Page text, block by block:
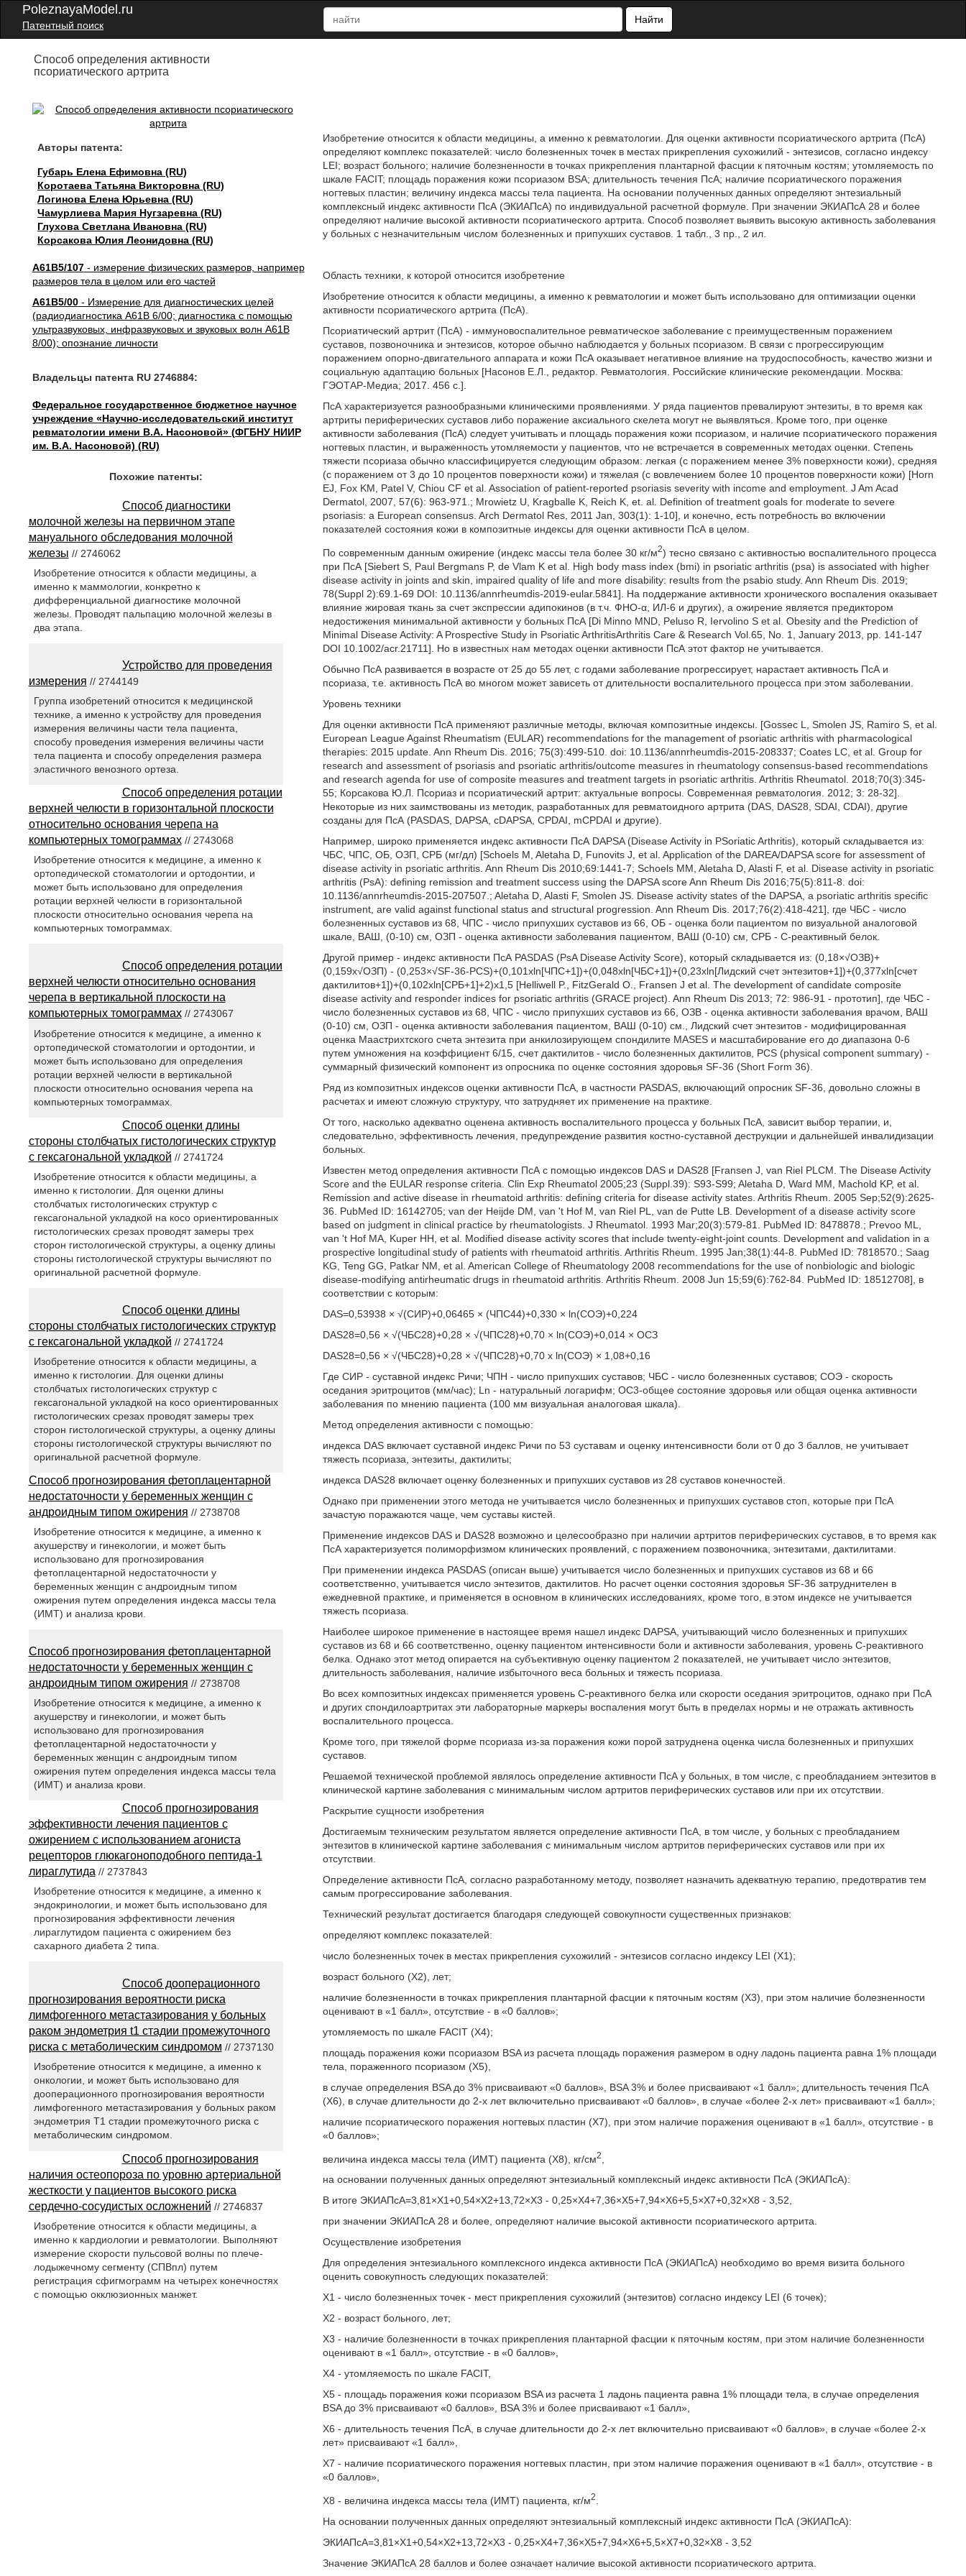
PoleznayaModel.ru
Патентный поиск
Найти
Способ определения активности
псориатического артрита
Авторы патента:
Губарь Елена Ефимовна (RU)
Коротаева Татьяна Викторовна (RU)
Логинова Елена Юрьевна (RU)
Чамурлиева Мария Нугзаревна (RU)
Глухова Светлана Ивановна (RU)
Корсакова Юлия Леонидовна (RU)
A61B5/107- измерение физических размеров, например
размеров тела в целом или его частей
A61B5/00- Измерение для диагностических целей
(радиодиагностика A61B 6/00; диагностика с помощью
ультразвуковых, инфразвуковых и звуковых волн A61B
8/00); опознание личности
Владельцы патента RU 2746884:
Федеральное государственное бюджетное научное
учреждение «Научно-исследовательский институт
ревматологии имени В.А. Насоновой» (ФГБНУ НИИР
им. В.А. Насоновой) (RU)
Изобретение относится к области медицины, а именно к ревматологии. Для оценки активности псориатического артрита (ПсА)
определяют комплекс показателей: число болезненных точек в местах прикрепления сухожилий - энтезисов, согласно индексу
LEI; возраст больного; наличие болезненности в точках прикрепления плантарной фасции к пяточным костям; утомляемость по
шкале FACIT; площадь поражения кожи псориазом BSA; длительность течения ПсА; наличие псориатического поражения
ногтевых пластин; величину индекса массы тела пациента. На основании полученных данных определяют энтезиальный
комплексный индекс активности ПсА (ЭКИАПсА) по индивидуальной расчетной формуле. При значении ЭКИАПсА 28 и более
определяют наличие высокой активности псориатического артрита. Способ позволяет выявить высокую активность заболевания
у больных с незначительным числом болезненных и припухших суставов. 1 табл., 3 пр., 2 ил.
Область техники, к которой относится изобретение
Изобретение относится к области медицины, а именно к ревматологии и может быть использовано для оптимизации оценки
активности псориатического артрита (ПсА).
Псориатический артрит (ПсА) - иммуновоспалительное ревматическое заболевание с преимущественным поражением
суставов, позвоночника и энтезисов, которое обычно наблюдается у больных псориазом. В связи с прогрессирующим
поражением опорно-двигательного аппарата и кожи ПсА оказывает негативное влияние на трудоспособность, качество жизни и
социальную адаптацию больных [Насонов Е.Л., редактор. Ревматология. Российские клинические рекомендации. Москва:
ГЭОТАР-Медиа; 2017. 456 с.].
ПсА характеризуется разнообразными клиническими проявлениями. У ряда пациентов превалируют энтезиты, в то время как
артриты периферических суставов либо поражение аксиального скелета могут не выявляться. Кроме того, при оценке
активности заболевания (ПсА) следует учитывать и площадь поражения кожи псориазом, и наличие псориатического поражения
ногтевых пластин, и выраженность утомляемости у пациентов, что не встречается в современных методах оценки. Степень
тяжести псориаза обычно классифицируется следующим образом: легкая (с поражением менее 3% поверхности кожи), средняя
(с поражением от 3 до 10 процентов поверхности кожи) и тяжелая (с вовлечением более 10 процентов поверхности кожи) [Horn
EJ, Fox KM, Patel V, Chiou CF et al. Association of patient-reported psoriasis severity with income and employment. J Am Acad
Dermatol, 2007, 57(6): 963-971.; Mrowietz U, Kragballe K, Reich K, et. al. Definition of treatment goals for moderate to severe
psoriasis: a European consensus. Arch Dermatol Res, 2011 Jan, 303(1): 1-10], и конечно, есть потребность во включении
показателей состояния кожи в композитные индексы для оценки активности ПсА в целом.
По современным данным ожирение (индекс массы тела более 30 кг/м2) тесно связано с активностью воспалительного процесса
при ПсА [Siebert S, Paul Bergmans P, de Vlam K et al. High body mass index (bmi) in psoriatic arthritis (psa) is associated with higher
disease activity in joints and skin, impaired quality of life and more disability: results from the psabio study. Ann Rheum Dis. 2019;
78(Suppl 2):69.1-69 DOI: 10.1136/annrheumdis-2019-eular.5841]. На поддержание активности хронического воспаления оказывает
влияние жировая ткань за счет экспрессии адипокинов (в т.ч. ФНО-α, ИЛ-6 и других), а ожирение является предиктором
недостижения минимальной активности у больных ПсА [Di Minno MND, Peluso R, Iervolino S et al. Obesity and the Prediction of
Minimal Disease Activity: A Prospective Study in Psoriatic ArthritisArthritis Care & Research Vol.65, No. 1, January 2013, pp. 141-147
DOI 10.1002/acr.21711]. Но в известных нам методах оценки активности ПсА этот фактор не учитывается.
Обычно ПсА развивается в возрасте от 25 до 55 лет, с годами заболевание прогрессирует, нарастает активность ПсА и
псориаза, т.е. активность ПсА во многом может зависеть от длительности воспалительного процесса при этом заболевании.
Уровень техники
Для оценки активности ПсА применяют различные методы, включая композитные индексы. [Gossec L, Smolen JS, Ramiro S, et al.
European League Against Rheumatism (EULAR) recommendations for the management of psoriatic arthritis with pharmacological
therapies: 2015 update. Ann Rheum Dis. 2016; 75(3):499-510. doi: 10.1136/annrheumdis-2015-208337; Coates LC, et al. Group for
research and assessment of psoriasis and psoriatic arthritis/outcome measures in rheumatology consensus-based recommendations
and research agenda for use of composite measures and treatment targets in psoriatic arthritis. Arthritis Rheumatol. 2018;70(3):345-
55; Корсакова Ю.Л. Псориаз и псориатический артрит: актуальные вопросы. Современная ревматология. 2012; 3: 28-32].
Некоторые из них заимствованы из методик, разработанных для ревматоидного артрита (DAS, DAS28, SDAI, CDAI), другие
созданы для ПсА (PASDAS, DAPSA, cDAPSA, CPDAI, mCPDAI и другие).
Например, широко применяется индекс активности ПсА DAPSA (Disease Activity in PSoriatic Arthritis), который складывается из:
ЧБС, ЧПС, ОБ, ОЗП, СРБ (мг/дл) [Schoels M, Aletaha D, Funovits J, et al. Application of the DAREA/DAPSA score for assessment of
disease activity in psoriatic arthritis. Ann Rheum Dis 2010;69:1441-7; Schoels MM, Aletaha D, Alasti F, et al. Disease activity in psoriatic
arthritis (PsA): defining remission and treatment success using the DAPSA score Ann Rheum Dis 2016;75(5):811-8. doi:
10.1136/annrheumdis-2015-207507.; Aletaha D, Alasti F, Smolen JS. Disease activity states of the DAPSA, a psoriatic arthritis specific
instrument, are valid against functional status and structural progression. Ann Rheum Dis. 2017;76(2):418-421], где ЧБС - число
болезненных суставов из 68, ЧПС - число припухших суставов из 66, ОБ - оценка боли пациентом по визуальной аналоговой
шкале, ВАШ, (0-10) см, ОЗП - оценка активности заболевания пациентом, ВАШ (0-10) см, СРБ - С-реактивный белок.
Другой пример - индекс активности ПсА PASDAS (PsA Disease Activity Score), который складывается из: (0,18×√ОЗВ)+
(0,159х√ОЗП) - (0,253×√SF-36-PCS)+(0,101xln[ЧПС+1])+(0,048xln[ЧБС+1])+(0,23xln[Лидский счет энтезитов+1])+(0,377xln[счет
дактилитов+1])+(0,102xln[СРБ+1]+2)х1,5 [Helliwell P., FitzGerald O., Fransen J et al. The development of candidate composite
disease activity and responder indices for psoriatic arthritis (GRACE project). Ann Rheum Dis 2013; 72: 986-91 - прототип], где ЧБС -
число болезненных суставов из 68, ЧПС - число припухших суставов из 66, ОЗВ - оценка активности заболевания врачом, ВАШ
(0-10) см, ОЗП - оценка активности заболевания пациентом, ВАШ (0-10) см., Лидский счет энтезитов - модифицированная
оценка Маастрихтского счета энтезита при анкилозирующем спондилите MASES и масштабирование его до диапазона 0-6
путем умножения на коэффициент 6/15, счет дактилитов - число болезненных дактилитов, PCS (physical component summary) -
суммарный физический компонент из опросника по оценке состояния здоровья SF-36 (Short Form 36).
Ряд из композитных индексов оценки активности ПсА, в частности PASDAS, включающий опросник SF-36, довольно сложны в
расчетах и имеют сложную структуру, что затрудняет их применение на практике.
От того, насколько адекватно оценена активность воспалительного процесса у больных ПсА, зависит выбор терапии, и,
следовательно, эффективность лечения, предупреждение развития костно-суставной деструкции и дальнейшей инвалидизации
больных.
Известен метод определения активности ПсА с помощью индексов DAS и DAS28 [Fransen J, van Riel PLCM. The Disease Activity
Score and the EULAR response criteria. Clin Exp Rheumatol 2005;23 (Suppl.39): S93-S99; Aletaha D, Ward MM, Machold KP, et al.
Remission and active disease in rheumatoid arthritis: defining criteria for disease activity states. Arthritis Rheum. 2005 Sep;52(9):2625-
36. PubMed ID: 16142705; van der Heijde DM, van 't Hof M, van Riel PL, van de Putte LB. Development of a disease activity score
based on judgment in clinical practice by rheumatologists. J Rheumatol. 1993 Mar;20(3):579-81. PubMed ID: 8478878.; Prevoo ML,
van 't Hof MA, Kuper HH, et al. Modified disease activity scores that include twenty-eight-joint counts. Development and validation in a
prospective longitudinal study of patients with rheumatoid arthritis. Arthritis Rheum. 1995 Jan;38(1):44-8. PubMed ID: 7818570.; Saag
KG, Teng GG, Patkar NM, et al. American College of Rheumatology 2008 recommendations for the use of nonbiologic and biologic
disease-modifying antirheumatic drugs in rheumatoid arthritis. Arthritis Rheum. 2008 Jun 15;59(6):762-84. PubMed ID: 18512708], в
соответствии с которым:
DAS=0,53938 × √(СИР)+0,06465 × (ЧПС44)+0,330 × ln(СОЭ)+0,224
DAS28=0,56 × √(ЧБС28)+0,28 × √(ЧПС28)+0,70 × ln(СОЭ)+0,014 × ОСЗ
DAS28=0,56 × √(ЧБС28)+0,28 × √(ЧПС28)+0,70 х ln(СОЭ) × 1,08+0,16
Где СИР - суставной индекс Ричи; ЧПН - число припухших суставов; ЧБС - число болезненных суставов; СОЭ - скорость
оседания эритроцитов (мм/час); Ln - натуральный логарифм; ОС3-общее состояние здоровья или общая оценка активности
заболевания по мнению пациента (100 мм визуальная аналоговая шкала).
Метод определения активности с помощью:
индекса DAS включает суставной индекс Ричи по 53 суставам и оценку интенсивности боли от 0 до 3 баллов, не учитывает
тяжесть псориаза, энтезиты, дактилиты;
индекса DAS28 включает оценку болезненных и припухших суставов из 28 суставов конечностей.
Однако при применении этого метода не учитывается число болезненных и припухших суставов стоп, которые при ПсА
зачастую поражаются чаще, чем суставы кистей.
Применение индексов DAS и DAS28 возможно и целесообразно при наличии артритов периферических суставов, в то время как
ПсА характеризуется полиморфизмом клинических проявлений, с поражением позвоночника, энтезитами, дактилитами.
При применении индекса PASDAS (описан выше) учитывается число болезненных и припухших суставов из 68 и 66
соответственно, учитывается число энтезитов, дактилитов. Но расчет оценки состояния здоровья SF-36 затруднителен в
ежедневной практике, и применяется в основном в клинических исследованиях, кроме того, в этом индексе не учитывается
тяжесть псориаза.
Наиболее широкое применение в настоящее время нашел индекс DAPSA, учитывающий число болезненных и припухших
суставов из 68 и 66 соответственно, оценку пациентом интенсивности боли и активности заболевания, уровень С-реактивного
белка. Однако этот метод опирается на субъективную оценку пациентом 2 показателей, не учитывает число энтезитов,
длительность заболевания, наличие избыточного веса больных и тяжесть псориаза.
Во всех композитных индексах применяется уровень С-реактивного белка или скорости оседания эритроцитов, однако при ПсА
и других спондилоартритах эти лабораторные маркеры воспаления могут быть в пределах нормы и не отражать активность
воспалительного процесса.
Кроме того, при тяжелой форме псориаза из-за поражения кожи порой затруднена оценка числа болезненных и припухших
суставов.
Решаемой технической проблемой являлось определение активности ПсА у больных, в том числе, с преобладанием энтезитов в
клинической картине заболевания с минимальным числом артритов периферических суставов или при их отсутствии.
Раскрытие сущности изобретения
Достигаемым техническим результатом является определение активности ПсА, в том числе, у больных с преобладанием
энтезитов в клинической картине заболевания с минимальным числом артритов периферических суставов или при их
отсутствии.
Определение активности ПсА, согласно разработанному методу, позволяет назначить адекватную терапию, предотвратив тем
самым прогрессирование заболевания.
Технический результат достигается благодаря следующей совокупности существенных признаков:
определяют комплекс показателей:
число болезненных точек в местах прикрепления сухожилий - энтезисов согласно индексу LEI (Х1);
возраст больного (Х2), лет;
наличие болезненности в точках прикрепления плантарной фасции к пяточным костям (Х3), при этом наличие болезненности
оценивают в «1 балл», отсутствие - в «0 баллов»;
утомляемость по шкале FACIT (Х4);
площадь поражения кожи псориазом BSA из расчета площадь поражения размером в одну ладонь пациента равна 1% площади
тела, пораженного псориазом (Х5),
в случае определения BSA до 3% присваивают «0 баллов», BSA 3% и более присваивают «1 балл»; длительность течения ПсА
(Х6), в случае длительности до 2-х лет включительно присваивают «0 баллов», в случае «более 2-х лет» присваивают «1 балл»;
наличие псориатического поражения ногтевых пластин (Х7), при этом наличие поражения оценивают в «1 балл», отсутствие - в
«0 баллов»;
величина индекса массы тела (ИМТ) пациента (Х8), кг/см2
на основании полученных данных определяют энтезиальный комплексный индекс активности ПсА (ЭКИАПсА):
В итоге ЭКИАПсА=3,81×Х1+0,54×Х2+13,72×Х3 - 0,25×Х4+7,36×Х5+7,94×Х6+5,5×Х7+0,32×Х8 - 3,52,
при значении ЭКИАПсА 28 и более, определяют наличие высокой активности псориатического артрита.
Осуществление изобретения
Для определения энтезиального комплексного индекса активности ПсА (ЭКИАПсА) необходимо во время визита больного
оценить совокупность следующих показателей:
Х1 - число болезненных точек - мест прикрепления сухожилий (энтезитов) согласно индексу LEI (6 точек);
Х2 - возраст больного, лет;
Х3 - наличие болезненности в точках прикрепления плантарной фасции к пяточным костям, при этом наличие болезненности
оценивают в «1 балл», отсутствие - в «0 баллов»,
Х4 - утомляемость по шкале FACIT,
Х5 - площадь поражения кожи псориазом BSA из расчета 1 ладонь пациента равна 1% площади тела, в случае определения
BSA до 3% присваивают «0 баллов», BSA 3% и более присваивают «1 балл»,
Х6 - длительность течения ПсА, в случае длительности до 2-х лет включительно присваивают «0 баллов», в случае «более 2-х
лет» присваивают «1 балл»,
Х7 - наличие псориатического поражения ногтевых пластин, при этом наличие поражения оценивают в «1 балл», отсутствие - в
«0 баллов»,
Х8 - величина индекса массы тела (ИМТ) пациента, кг/м2
На основании полученных данных определяют энтезиальный комплексный индекс активности ПсА (ЭКИАПсА):
ЭКИАПсА=3,81×Х1+0,54×Х2+13,72×Х3 - 0,25×Х4+7,36×Х5+7,94×Х6+5,5×Х7+0,32×Х8 - 3,52
Значение ЭКИАПсА 28 баллов и более означает наличие высокой активности псориатического артрита.
Похожие патенты:
Способ диагностики
молочной железы на первичном этапе
мануального обследования молочной
железы // 2746062
Изобретение относится к области медицины, а
именно к маммологии, конкретно к
дифференциальной диагностике молочной
железы. Проводят пальпацию молочной железы в
два этапа.
Устройство для проведения
измерения // 2744149
Группа изобретений относится к медицинской
технике, а именно к устройству для проведения
измерения величины части тела пациента,
способу проведения измерения величины части
тела пациента и способу определения размера
эластичного венозного ортеза.
Способ определения ротации
верхней челюсти в горизонтальной плоскости
относительно основания черепа на
компьютерных томограммах// 2743068
Изобретение относится к медицине, а именно к
ортопедической стоматологии и ортодонтии, и
может быть использовано для определения
ротации верхней челюсти в горизонтальной
плоскости относительно основания черепа на
компьютерных томограммах.
Способ определения ротации
верхней челюсти относительно основания
черепа в вертикальной плоскости на
компьютерных томограммах// 2743067
Изобретение относится к медицине, а именно к
ортопедической стоматологии и ортодонтии, и
может быть использовано для определения
ротации верхней челюсти в вертикальной
плоскости относительно основания черепа на
компьютерных томограммах.
Способ оценки длины
стороны столбчатых гистологических структур
с гексагональной укладкой // 2741724
Изобретение относится к области медицины, а
именно к гистологии. Для оценки длины
столбчатых гистологических структур с
гексагональной укладкой на косо ориентированных
гистологических срезах проводят замеры трех
сторон гистологической структуры, а оценку длины
стороны гистологической структуры вычисляют по
оригинальной расчетной формуле.
Способ оценки длины
стороны столбчатых гистологических структур
с гексагональной укладкой // 2741724
Изобретение относится к области медицины, а
именно к гистологии. Для оценки длины
столбчатых гистологических структур с
гексагональной укладкой на косо ориентированных
гистологических срезах проводят замеры трех
сторон гистологической структуры, а оценку длины
стороны гистологической структуры вычисляют по
оригинальной расчетной формуле.
Способ прогнозирования фетоплацентарной
недостаточности у беременных женщин с
андроидным типом ожирения // 2738708
Изобретение относится к медицине, а именно к
акушерству и гинекологии, и может быть
использовано для прогнозирования
фетоплацентарной недостаточности у
беременных женщин с андроидным типом
ожирения путем определения индекса массы тела
(ИМТ) и анализа крови.
Способ прогнозирования фетоплацентарной
недостаточности у беременных женщин с
андроидным типом ожирения // 2738708
Изобретение относится к медицине, а именно к
акушерству и гинекологии, и может быть
использовано для прогнозирования
фетоплацентарной недостаточности у
беременных женщин с андроидным типом
ожирения путем определения индекса массы тела
(ИМТ) и анализа крови.
Способ прогнозирования
эффективности лечения пациентов с
ожирением с использованием агониста
рецепторов глюкагоноподобного пептида-1
лираглутида// 2737843
Изобретение относится к медицине, а именно к
эндокринологии, и может быть использовано для
прогнозирования эффективности лечения
лираглутидом пациента с ожирением без
сахарного диабета 2 типа.
Способ дооперационного
прогнозирования вероятности риска
лимфогенного метастазирования у больных
раком эндометрия t1 стадии промежуточного
риска с метаболическим синдромом // 2737130
Изобретение относится к медицине, а именно к
онкологии, и может быть использовано для
дооперационного прогнозирования вероятности
лимфогенного метастазирования у больных раком
эндометрия Т1 стадии промежуточного риска с
метаболическим синдромом.
Способ прогнозирования
наличия остеопороза по уровню артериальной
жесткости у пациентов высокого риска
сердечно-сосудистых осложнений // 2746837
Изобретение относится к области медицины, а
именно к кардиологии и ревматологии. Выполняют
измерение скорости пульсовой волны по плече-
лодыжечному сегменту (СПВпл) путем
регистрация сфигмограмм на четырех конечностях
с помощью окклюзионных манжет.